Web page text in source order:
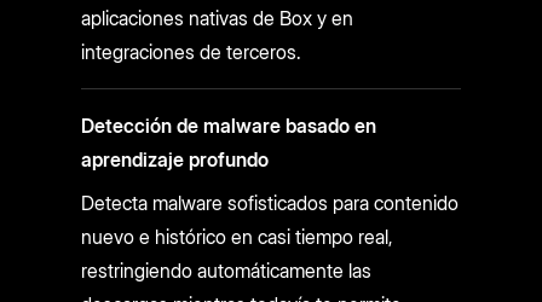
aplicaciones nativas de Box y en
integraciones de terceros.
Detección de malware basado en
aprendizaje profundo
Detecta malware sofisticados para contenido
nuevo e histórico en casi tiempo real,
restringiendo automáticamente las